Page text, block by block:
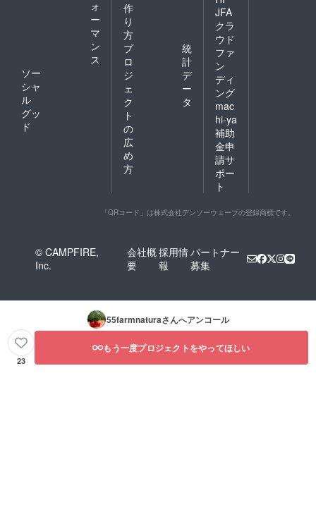
ォ
ー
マ
ン
ス
ソー
シャ
ル
グッ
ド
作
り
方
プ
ロ
ジ
ェ
ク
ト
の
広
め
方
統
計
デ
ー
タ
JFA
クラ
ウド
ファ
ン
ディ
ング
mac
hi-ya
補助
金申
請サ
ポー
ト
「QRコード」は株式会社デンソーウェーブの登録商標です。
© CAMPFIRE,
Inc.
会社概
要
採用情
報
パートナー
募集
55farmnaturaさんへアンコール
23
もう一度プロジェクトをやってほしい